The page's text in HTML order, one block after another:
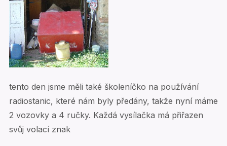
tento den jsme měli také školeníčko na používání
radiostanic, které nám byly předány, takže nyní máme
2 vozovky a 4 ručky. Každá vysílačka má přiřazen
svůj volací znak